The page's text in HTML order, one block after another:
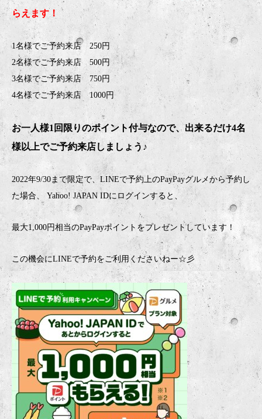
らえます！
1名様でご予約来店 250円
2名様でご予約来店 500円
3名様でご予約来店 750円
4名様でご予約来店 1000円
お一人様1回限りのポイント付与なので、出来るだけ4名
様以上でご予約来店しましょう♪
2022年9/30まで限定で、LINEで予約上のPayPayグルメから予約し
た場合、 Yahoo! JAPAN IDにログインすると、
最大1,000円相当のPayPayポイントをプレゼントしています！
この機会にLINEで予約をご利用くださいねー☆彡